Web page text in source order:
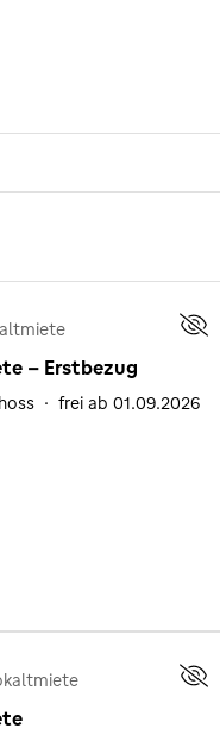
- Erstbezug
· frei ab 01.09.2026